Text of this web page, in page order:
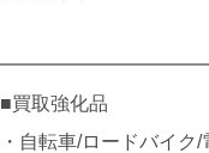
■買取強化品
・自転車/ロードバイク